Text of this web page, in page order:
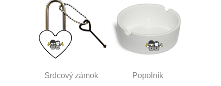
Srdcový zámok Popolník